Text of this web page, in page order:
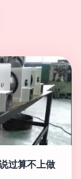
过算不上做